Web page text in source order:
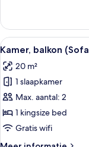
terras,
uitzicht
op
Alle
foto's
voor
Kamer,
balkon
(Sofa
Bed)
2
Kamer, balkon
20 m²
1 slaapkamer
Max. aantal: 2
1 kingsize bed
Gratis wifi